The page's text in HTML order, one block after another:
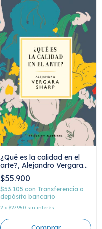
¿Qué es la calidad en el
arte?, Alejandro Vergara
Sharp
$55.900
$53.105 con Transferencia o
depósito bancario
2 x $27.950 sin interés